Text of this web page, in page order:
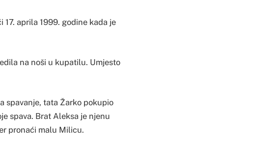
17. aprila 1999. godine kada je
na noši u kupatilu. Umjesto
spavanje, tata Žarko pokupio
spava. Brat Aleksa je njenu
pronaći malu Milicu.